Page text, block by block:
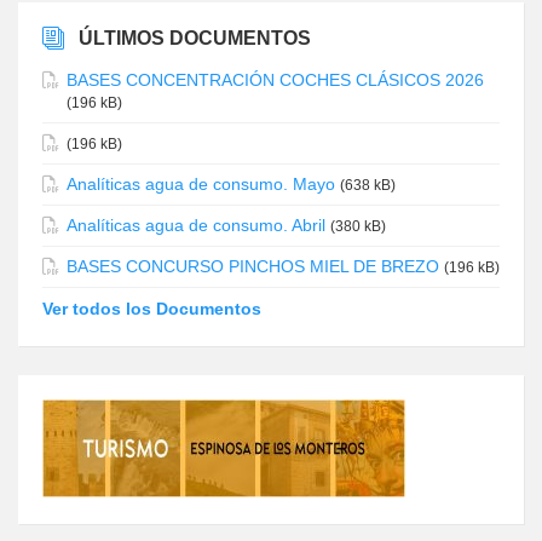
ÚLTIMOS DOCUMENTOS
BASES CONCENTRACIÓN COCHES CLÁSICOS 2026
(196 kB)
(196 kB)
Analíticas agua de consumo. Mayo (638 kB)
Analíticas agua de consumo. Abril (380 kB)
BASES CONCURSO PINCHOS MIEL DE BREZO (196 kB)
Ver todos los Documentos